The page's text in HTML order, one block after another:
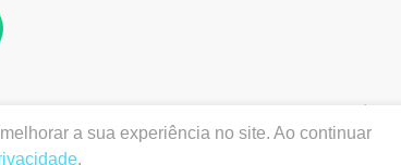
Labodental P3 Comercio
- Cremação, Belém / PA, CEP: 66040-273|
responsável: TAYNARA SOUZA
a sua experiência no site. Ao continuar
.